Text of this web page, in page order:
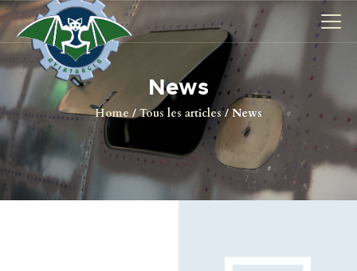
News
Home Tous les articles News
AVIONS
CATALOGUE FW 190
ASSOCIATION
PROJET FUSELAGE
FW190